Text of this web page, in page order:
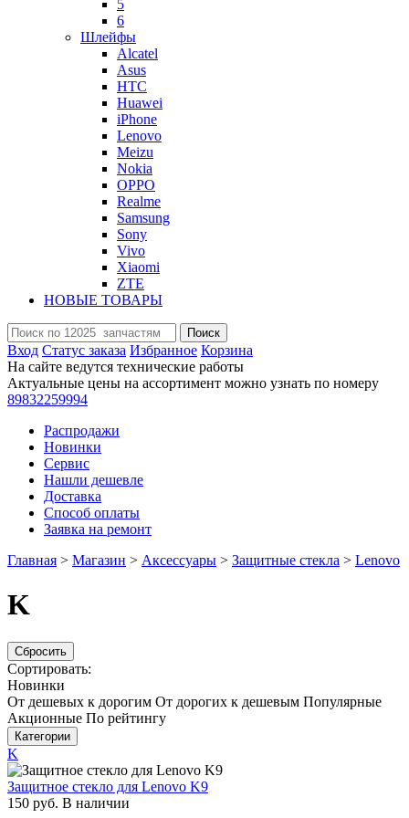
5
6
Шлейфы
Alcatel
Asus
HTC
Huawei
iPhone
Lenovo
Meizu
Nokia
OPPO
Realme
Samsung
Sony
Vivo
Xiaomi
ZTE
НОВЫЕ ТОВАРЫ
Поиск
Вход Статус заказа Избранное Корзина
На сайте ведутся технические работы
Актуальные цены на ассортимент можно узнать по номеру
89832259994
Распродажи
Новинки
Сервис
Нашли дешевле
Доставка
Способ оплаты
Заявка на ремонт
Главная > Магазин > Аксессуары > Защитные стекла > Lenovo
K
Сбросить
Сортировать:
Новинки
От дешевых к дорогим От дорогих к дешевым Популярные
Акционные По рейтингу
Категории
K
Защитное стекло для Lenovo K9
150 руб. В наличии